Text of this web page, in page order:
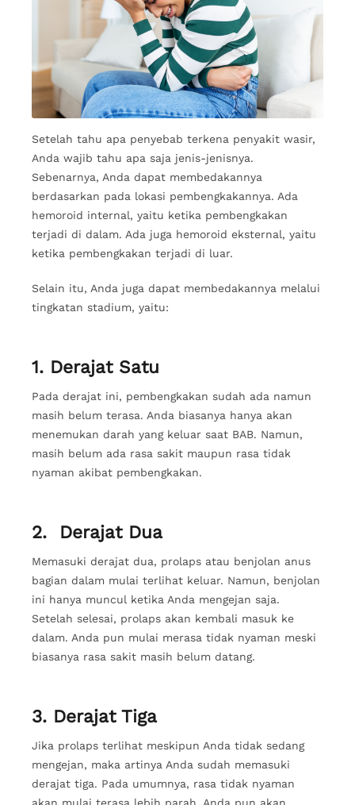
Setelah tahu apa penyebab terkena penyakit wasir,
Anda wajib tahu apa saja jenis-jenisnya.
Sebenarnya, Anda dapat membedakannya
berdasarkan pada lokasi pembengkakannya. Ada
hemoroid internal, yaitu ketika pembengkakan
terjadi di dalam. Ada juga hemoroid eksternal, yaitu
ketika pembengkakan terjadi di luar.
Selain itu, Anda juga dapat membedakannya melalui
tingkatan stadium, yaitu:
1. Derajat Satu
Pada derajat ini, pembengkakan sudah ada namun
masih belum terasa. Anda biasanya hanya akan
menemukan darah yang keluar saat BAB. Namun,
masih belum ada rasa sakit maupun rasa tidak
nyaman akibat pembengkakan.
2. Derajat Dua
Memasuki derajat dua, prolaps atau benjolan anus
bagian dalam mulai terlihat keluar. Namun, benjolan
ini hanya muncul ketika Anda mengejan saja.
Setelah selesai, prolaps akan kembali masuk ke
dalam. Anda pun mulai merasa tidak nyaman meski
biasanya rasa sakit masih belum datang.
3. Derajat Tiga
Jika prolaps terlihat meskipun Anda tidak sedang
mengejan, maka artinya Anda sudah memasuki
derajat tiga. Pada umumnya, rasa tidak nyaman